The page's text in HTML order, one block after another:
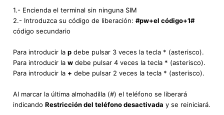
1.- Encienda el terminal sin ninguna SIM
2.- Introduzca su código de liberación: #pw+el código+1#
código secundario
Para introducir la p debe pulsar 3 veces la tecla * (asterisco).
Para introducir la w debe pulsar 4 veces la tecla * (asterisco).
Para introducir la + debe pulsar 2 veces la tecla * (asterisco).
Al marcar la última almohadilla (#) el teléfono se liberará
indicando Restricción del teléfono desactivada y se reiniciará.